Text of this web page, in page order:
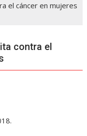
el cáncer en mujeres
contra el